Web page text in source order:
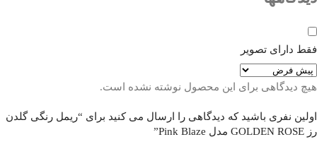
فقط دارای تصویر
هیچ دیدگاهی برای این محصول نوشته نشده است.
اولین نفری باشید که دیدگاهی را ارسال می کنید برای “ریمل رنگی گلدن
رز GOLDEN ROSE مدل Pink Blaze”